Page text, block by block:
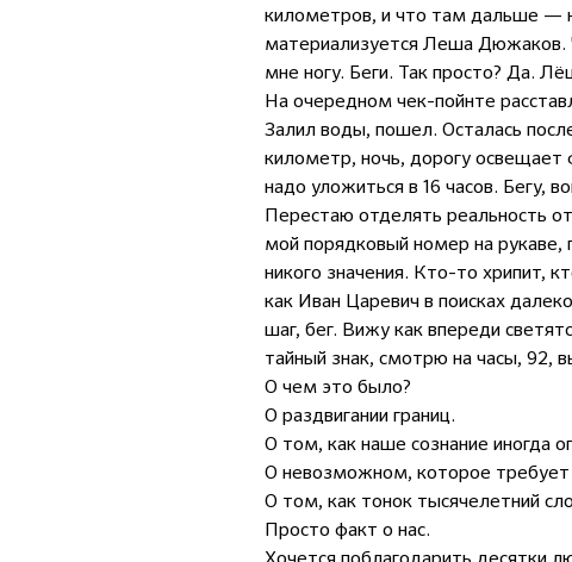
километров, и что там дальше —
материализуется Леша Дюжаков.
мне ногу. Беги. Так просто? Да.
На очередном чек-пойнте
Залил воды, пошел. Осталась
километр, ночь, дорогу
надо уложиться в 16 часов. Бегу,
Перестаю отделять реальность
мой порядковый номер на
никого значения. Кто-то хрипит,
как Иван Царевич в поисках
шаг, бег. Вижу как впереди
тайный знак, смотрю на часы, 92,
О чем это было?
О раздвигании границ.
О том, как наше сознание иногда
О невозможном, которое
О том, как тонок тысячелетний
Просто факт о нас.